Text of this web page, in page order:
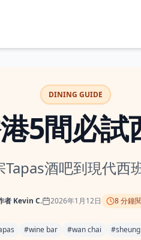
DINING GUIDE
5間必試
Tapas酒吧到現代西
者 Kevin C. 2026年1月12日 8分鐘
#wine bar #wan chai #